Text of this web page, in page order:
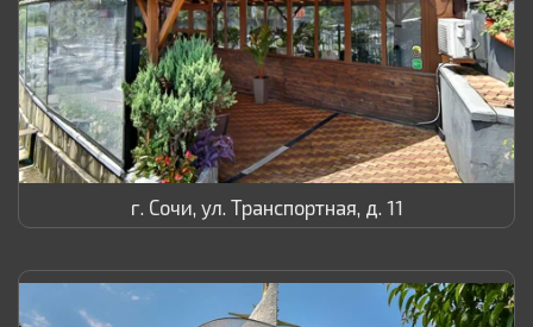
г. Сочи, ул. Транспортная, д. 11